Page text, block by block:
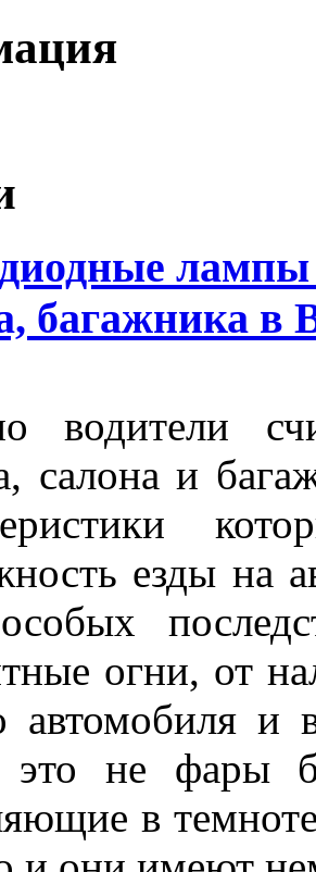
лампы
багажника в
водители
салона и
езды на
огни, от
автомобиля и
это не фары
в